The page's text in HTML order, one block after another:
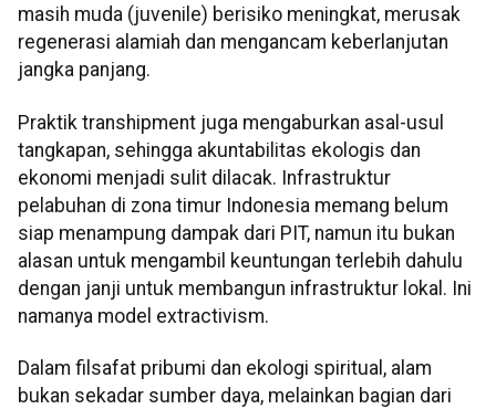
masih muda (juvenile) berisiko meningkat, merusak
regenerasi alamiah dan mengancam keberlanjutan
jangka panjang.
Praktik transhipment juga mengaburkan asal-usul
tangkapan, sehingga akuntabilitas ekologis dan
ekonomi menjadi sulit dilacak. Infrastruktur
pelabuhan di zona timur Indonesia memang belum
siap menampung dampak dari PIT, namun itu bukan
alasan untuk mengambil keuntungan terlebih dahulu
dengan janji untuk membangun infrastruktur lokal. Ini
namanya model extractivism.
Dalam filsafat pribumi dan ekologi spiritual, alam
bukan sekadar sumber daya, melainkan bagian dari